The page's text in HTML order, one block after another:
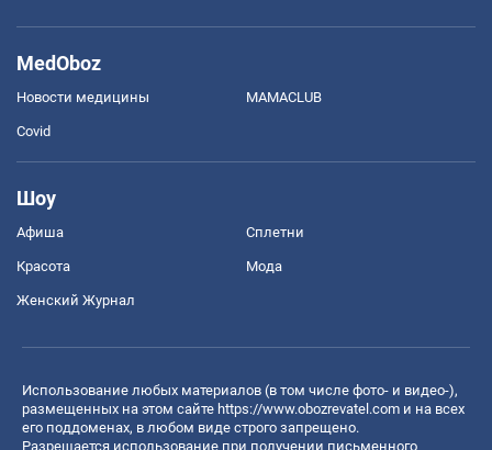
MedOboz
Новости медицины MAMACLUB
Covid
Шоу
Афиша Сплетни
Красота Мода
Женский Журнал
Использование любых материалов (в том числе фото- и видео-),
размещенных на этом сайте https://www.obozrevatel.com и на всех
его поддоменах, в любом виде строго запрещено.
Разрешается использование при получении письменного